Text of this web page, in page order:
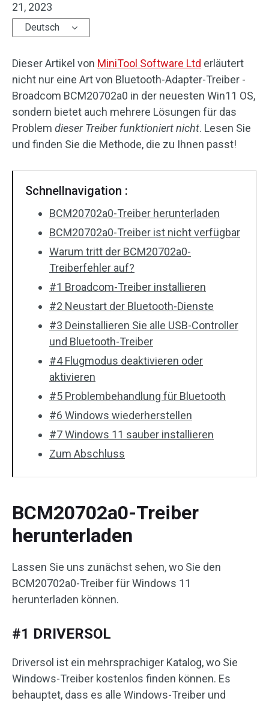
21, 2023
Deutsch
Dieser Artikel von MiniTool Software Ltd erläutert
nicht nur eine Art von Bluetooth-Adapter-Treiber -
Broadcom BCM20702a0 in der neuesten Win11 OS,
sondern bietet auch mehrere Lösungen für das
Problem dieser Treiber funktioniert nicht. Lesen Sie
und finden Sie die Methode, die zu Ihnen passt!
Schnellnavigation :
BCM20702a0-Treiber herunterladen
BCM20702a0-Treiber ist nicht verfügbar
Warum tritt der BCM20702a0-
Treiberfehler auf?
#1 Broadcom-Treiber installieren
#2 Neustart der Bluetooth-Dienste
#3 Deinstallieren Sie alle USB-Controller
und Bluetooth-Treiber
#4 Flugmodus deaktivieren oder
aktivieren
#5 Problembehandlung für Bluetooth
#6 Windows wiederherstellen
#7 Windows 11 sauber installieren
Zum Abschluss
BCM20702a0-Treiber
herunterladen
Lassen Sie uns zunächst sehen, wo Sie den
BCM20702a0-Treiber für Windows 11
herunterladen können.
#1 DRIVERSOL
Driversol ist ein mehrsprachiger Katalog, wo Sie
Windows-Treiber kostenlos finden können. Es
behauptet, dass es alle Windows-Treiber und